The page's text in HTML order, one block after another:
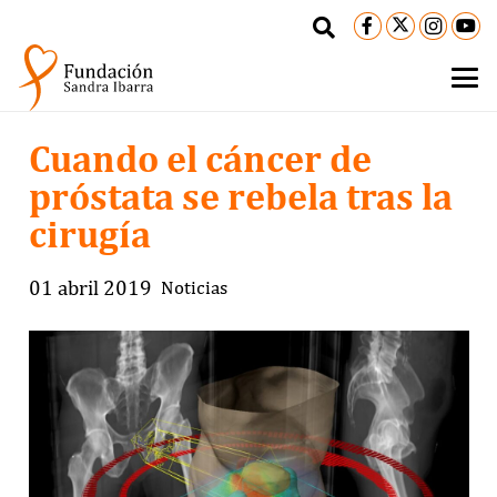
Cuando el cáncer de
próstata se rebela tras la
cirugía
01 abril 2019 Noticias